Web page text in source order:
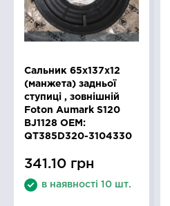
Сальник 65x137x12
(манжета) задньої
ступиці , зовнішній
Foton Aumark S120
BJ1128 OEM:
QT385D320-3104330
341.10 грн
в наявності 10 шт.